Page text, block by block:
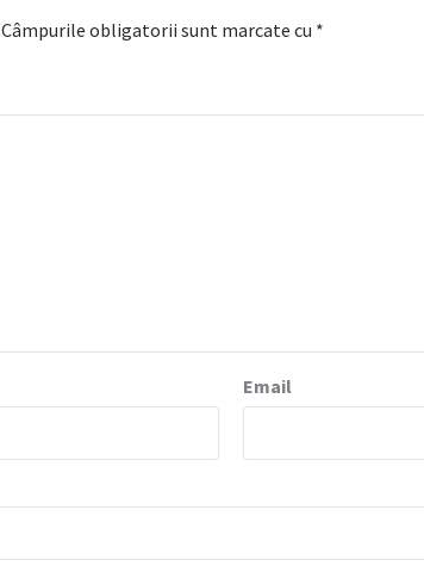
Câmpurile obligatorii sunt marcate cu *
Email